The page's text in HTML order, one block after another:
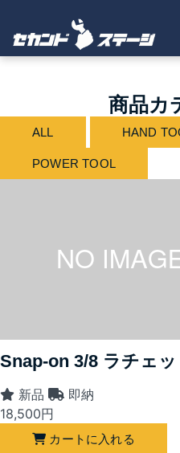
商品カ
ALL HAND
POWER TOOL
Snap-on 3/8 ラチェ
新品
即納
18,500円
カートに入れる